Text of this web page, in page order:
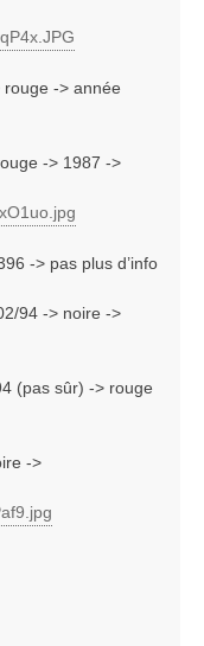
-> année
-> 1987 ->
-> pas plus d’info
94 -> noire ->
(pas sûr) -> rouge
->